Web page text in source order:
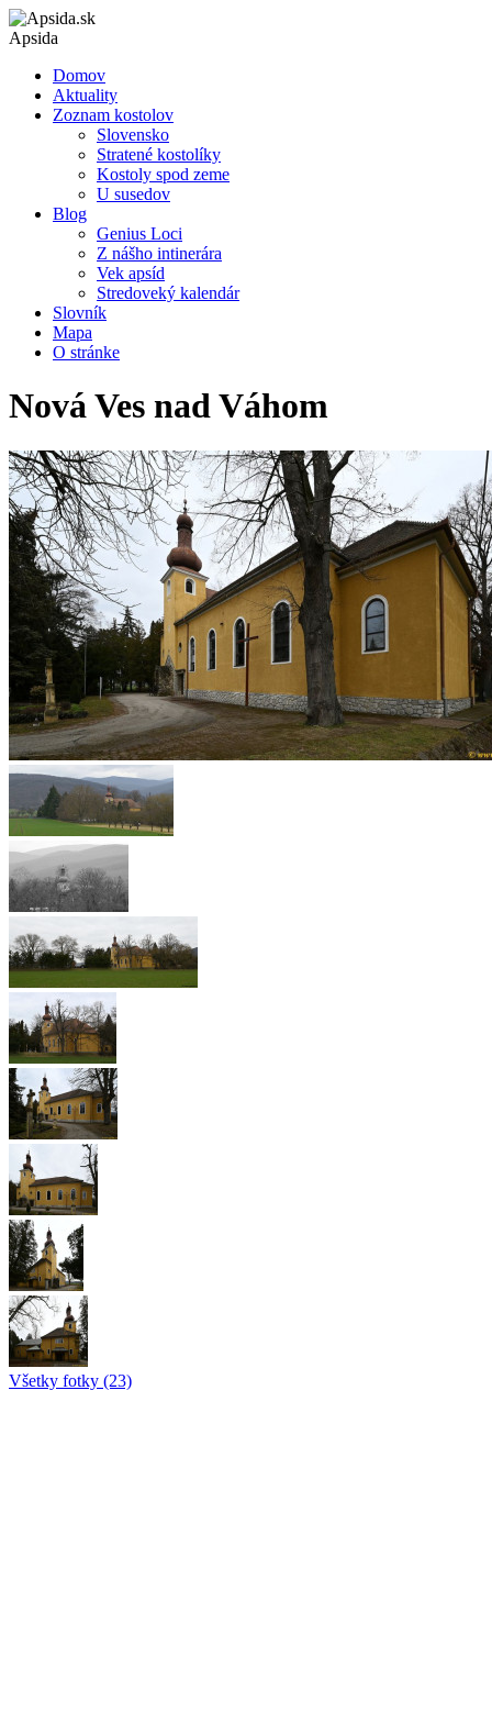
Apsida
Domov
Aktuality
Zoznam kostolov
Slovensko
Stratené kostolíky
Kostoly spod zeme
U susedov
Blog
Genius Loci
Z nášho intinerára
Vek apsíd
Stredoveký kalendár
Slovník
Mapa
O stránke
Nová Ves nad Váhom
Všetky fotky (23)